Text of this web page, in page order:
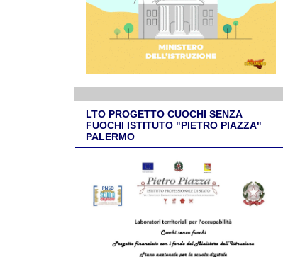
LTO PROGETTO CUOCHI SENZA
FUOCHI ISTITUTO "PIETRO PIAZZA"
PALERMO